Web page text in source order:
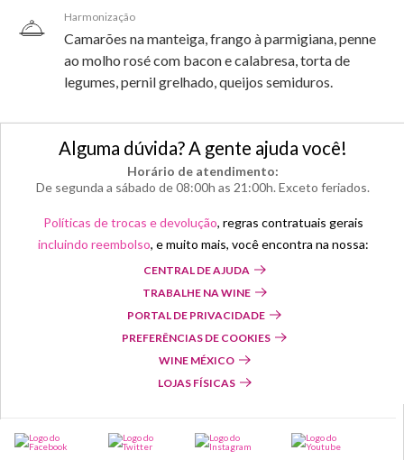
Harmonização
Camarões na manteiga, frango à parmigiana, penne
ao molho rosé com bacon e calabresa, torta de
legumes, pernil grelhado, queijos semiduros.
Alguma dúvida? A gente ajuda você!
Horário de atendimento:
De segunda a sábado de 08:00h as 21:00h. Exceto feriados.
Políticas de trocas e devolução, regras contratuais gerais
incluindo reembolso, e muito mais, você encontra na nossa:
CENTRAL DE AJUDA
TRABALHE NA WINE
PORTAL DE PRIVACIDADE
PREFERÊNCIAS DE COOKIES
WINE MÉXICO
LOJAS FÍSICAS